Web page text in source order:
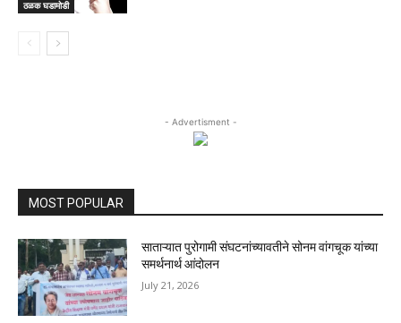
ठळक घडामोडी
- Advertisment -
MOST POPULAR
साताऱ्यात पुरोगामी संघटनांच्यावतीने सोनम वांगचूक यांच्या
समर्थनार्थ आंदोलन
July 21, 2026